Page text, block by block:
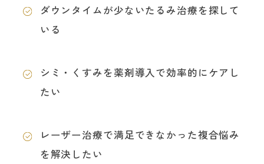
ダウンタイムが少ないたるみ治療を探して
いる
シミ・くすみを薬剤導入で効率的にケアし
たい
レーザー治療で満足できなかった複合悩み
を解決したい